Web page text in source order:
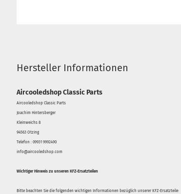
Hersteller Informationen
Aircooledshop Classic Parts
Aircooledshop Classic Parts
Joachim Hintersberger
Kleinweichs 8
94563 Otzing
Telefon : 09931 9992490
info@aircooledshop.com
Wichtiger Hinweis zu unseren KFZ-Ersatzteilen
Bitte beachten Sie die folgenden wichtigen Informationen bezüglich unserer KFZ-Ersatzteile: